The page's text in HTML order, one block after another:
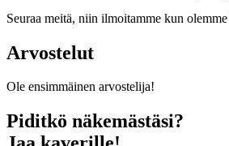
Seuraa meitä, niin ilmoitamme kun
Arvostelut
Ole ensimmäinen arvostelija!
Piditkö näkemästäsi?